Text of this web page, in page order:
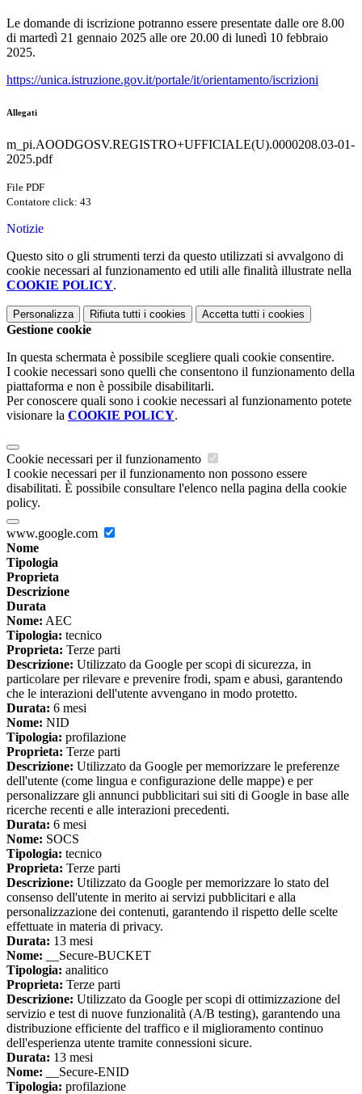
Le domande di iscrizione potranno essere presentate dalle ore 8.00
di martedì 21 gennaio 2025 alle ore 20.00 di lunedì 10 febbraio
2025.
https://unica.istruzione.gov.it/portale/it/orientamento/iscrizioni
Allegati
m_pi.AOODGOSV.REGISTRO+UFFICIALE(U).0000208.03-01-
2025.pdf
File PDF
Contatore click: 43
Notizie
Questo sito o gli strumenti terzi da questo utilizzati si avvalgono di
cookie necessari al funzionamento ed utili alle finalità illustrate nella
COOKIE POLICY.
Personalizza Rifiuta tutti i cookies Accetta tutti i cookies
Gestione cookie
In questa schermata è possibile scegliere quali cookie consentire.
I cookie necessari sono quelli che consentono il funzionamento della
piattaforma e non è possibile disabilitarli.
Per conoscere quali sono i cookie necessari al funzionamento potete
visionare la COOKIE POLICY.
Cookie necessari per il funzionamento
I cookie necessari per il funzionamento non possono essere
disabilitati. È possibile consultare l'elenco nella pagina della cookie
policy.
www.google.com
Nome
Tipologia
Proprieta
Descrizione
Durata
Nome: AEC
Tipologia: tecnico
Proprieta: Terze parti
Descrizione: Utilizzato da Google per scopi di sicurezza, in
particolare per rilevare e prevenire frodi, spam e abusi, garantendo
che le interazioni dell'utente avvengano in modo protetto.
Durata: 6 mesi
Nome: NID
Tipologia: profilazione
Proprieta: Terze parti
Descrizione: Utilizzato da Google per memorizzare le preferenze
dell'utente (come lingua e configurazione delle mappe) e per
personalizzare gli annunci pubblicitari sui siti di Google in base alle
ricerche recenti e alle interazioni precedenti.
Durata: 6 mesi
Nome: SOCS
Tipologia: tecnico
Proprieta: Terze parti
Descrizione: Utilizzato da Google per memorizzare lo stato del
consenso dell'utente in merito ai servizi pubblicitari e alla
personalizzazione dei contenuti, garantendo il rispetto delle scelte
effettuate in materia di privacy.
Durata: 13 mesi
Nome: __Secure-BUCKET
Tipologia: analitico
Proprieta: Terze parti
Descrizione: Utilizzato da Google per scopi di ottimizzazione del
servizio e test di nuove funzionalità (A/B testing), garantendo una
distribuzione efficiente del traffico e il miglioramento continuo
dell'esperienza utente tramite connessioni sicure.
Durata: 13 mesi
Nome: __Secure-ENID
Tipologia: profilazione